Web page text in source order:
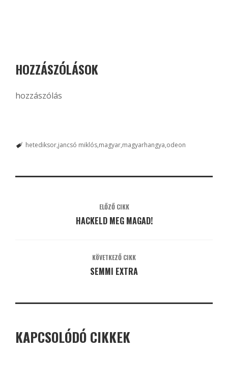
HOZZÁSZÓLÁSOK
hozzászólás
hetediksor jancsó miklós magyar magyarhangya odeon
ELŐZŐ CIKK
HACKELD MEG MAGAD!
KÖVETKEZŐ CIKK
SEMMI EXTRA
KAPCSOLÓDÓ CIKKEK